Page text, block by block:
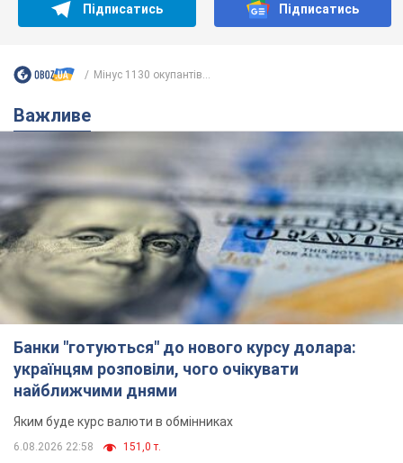
Банки "готуються" до нового курсу долара:
українцям розповіли, чого очікувати
найближчими днями
Яким буде курс валюти в обмінниках
6.08.2026 22:58 151,0 т.
Українцям обіцяють по 850 грн від
мобільних операторів: що не так з
цими повідомленнями
Як не потрапити в пастку шахраїв
6.08.2026 21:02 15,8 т.